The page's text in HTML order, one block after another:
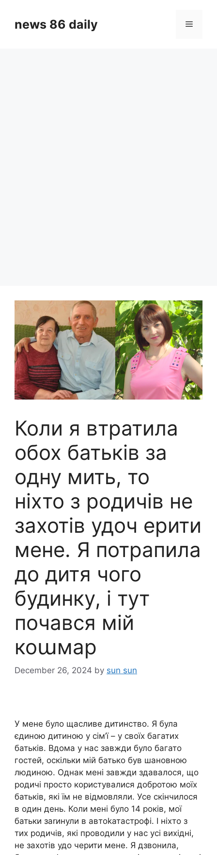
contentnews 86 daily Menu
Коли я втратила
обох батьків за
одну мить, то
ніхто з родичів не
захотів удоч ерити
мене. Я потрапила
до дитя чого
будинку, і тут
почався мій
коաмар
December 26, 2024 by sun sun
У мене було щасливе дитинство. Я була
єдиною дитиною у сім’ї – у своїх багатих
батьків. Вдома у нас завжди було багато
гостей, оскільки мій батько був шановною
людиною. Однак мені завжди здавалося, що
родичі просто користувалися добротою моїх
батьків, які їм не відмовляли. Усе скінчилося
в один день. Коли мені було 14 років, мої
батьки заrинули в автоkатастрофі. І ніхто з
тих родичів, які проводили у нас усі вихідні,
не захотів удо черити мене. Я дзвонила,